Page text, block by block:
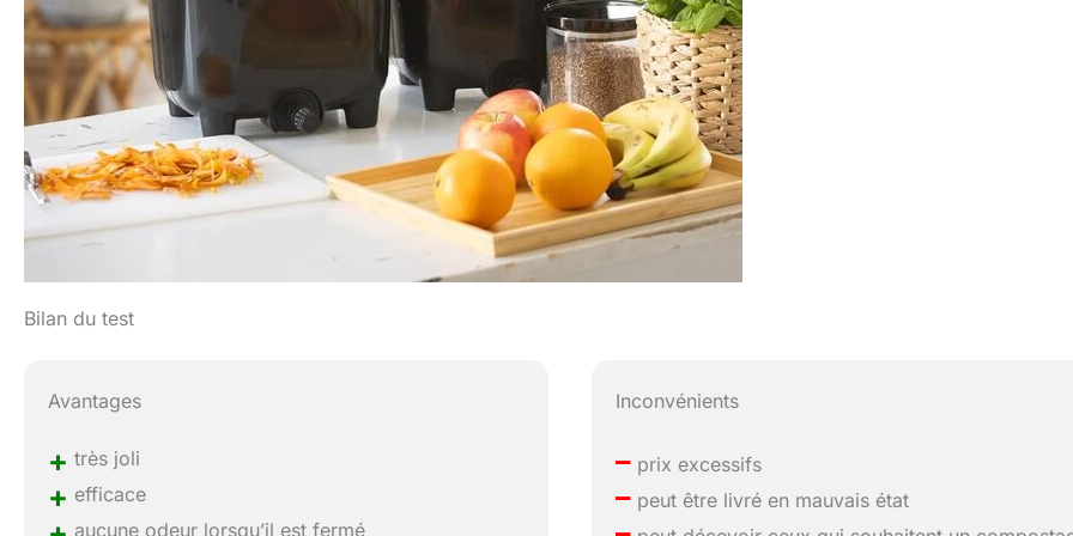
Bilan du test
Avantages
+ très joli
+ efficace
aucune odeur lorsqu’il est fermé
Inconvénients
– prix excessifs
– peut être livré en mauvais état